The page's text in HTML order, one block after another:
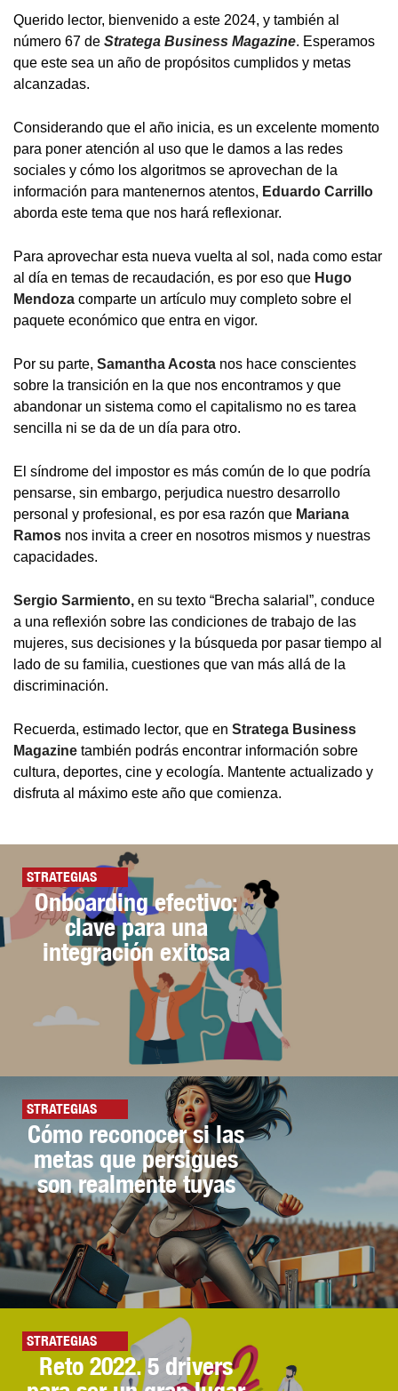
Querido lector, bienvenido a este 2024, y también al
número 67 de Stratega Business Magazine. Esperamos
que este sea un año de propósitos cumplidos y metas
alcanzadas.
Considerando que el año inicia, es un excelente momento
para poner atención al uso que le damos a las redes
sociales y cómo los algoritmos se aprovechan de la
información para mantenernos atentos, Eduardo Carrillo
aborda este tema que nos hará reflexionar.
Para aprovechar esta nueva vuelta al sol, nada como estar
al día en temas de recaudación, es por eso que Hugo
Mendoza comparte un artículo muy completo sobre el
paquete económico que entra en vigor.
Por su parte, Samantha Acosta nos hace conscientes
sobre la transición en la que nos encontramos y que
abandonar un sistema como el capitalismo no es tarea
sencilla ni se da de un día para otro.
El síndrome del impostor es más común de lo que podría
pensarse, sin embargo, perjudica nuestro desarrollo
personal y profesional, es por esa razón que Mariana
Ramos nos invita a creer en nosotros mismos y nuestras
capacidades.
Sergio Sarmiento, en su texto “Brecha salarial”, conduce
a una reflexión sobre las condiciones de trabajo de las
mujeres, sus decisiones y la búsqueda por pasar tiempo al
lado de su familia, cuestiones que van más allá de la
discriminación.
Recuerda, estimado lector, que en Stratega Business
Magazine también podrás encontrar información sobre
cultura, deportes, cine y ecología. Mantente actualizado y
disfruta al máximo este año que comienza.
STRATEGIAS
Onboarding efectivo:
clave para una
integración exitosa
STRATEGIAS
Cómo reconocer si las
metas que persigues
son realmente tuyas
STRATEGIAS
Reto 2022. 5 drivers